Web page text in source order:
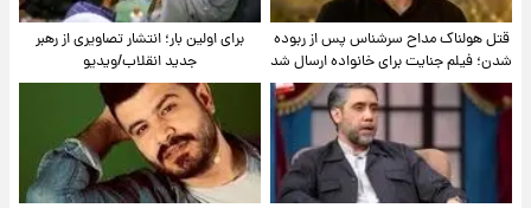
قتل هولناک مداح سرشناس پس از ربوده
شدن؛ فیلم جنایت برای خانواده ارسال شد
برای اولین بار؛ انتشار تصاویری از رهبر
جدید انقلاب/ویدیو